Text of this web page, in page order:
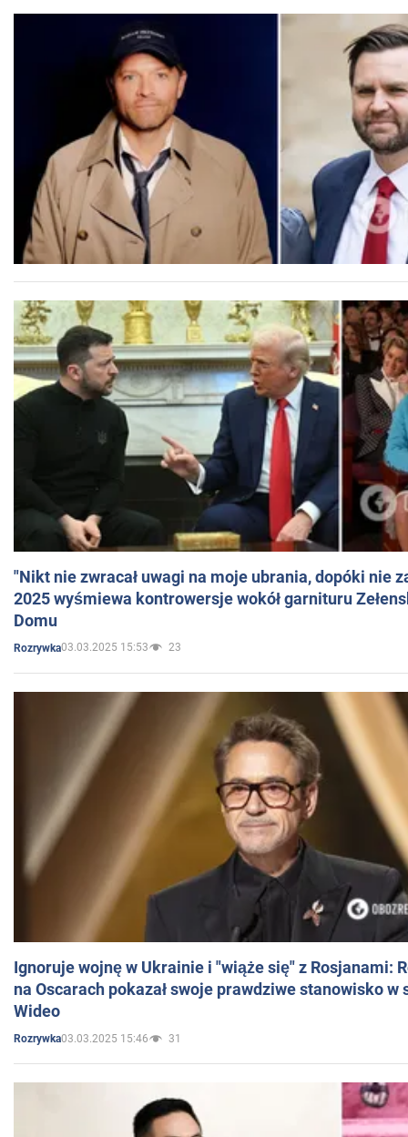
"Nikt nie zwracał uwagi na moje ubrania, dopóki nie
2025 wyśmiewa kontrowersje wokół garnituru
Domu
Rozrywka03.03.2025 15:53 23
Ignoruje wojnę w Ukrainie i "wiąże się" z Rosjanami:
na Oscarach pokazał swoje prawdziwe stanowisko w
Wideo
Rozrywka03.03.2025 15:46 31